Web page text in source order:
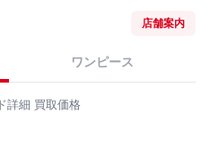
店舗案内
ワンピース
詳細 買取価格